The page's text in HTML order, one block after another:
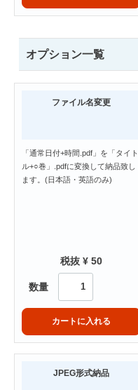
オプション一覧
ファイル名変更
「通常日付+時間.pdf」を「タイト
ル+○巻」.pdfに変換して納品致し
ます。(日本語・英語のみ)
税抜 ¥ 50
数量
カートに入れる
JPEG形式納品